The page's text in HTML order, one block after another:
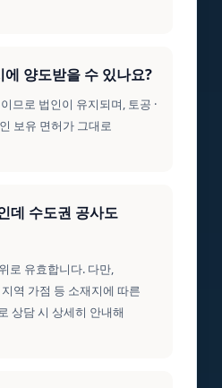
양도받을 수 있나요?
므로 법인이 유지되며, 토공 ·
보유 면허가 그대로
데 수도권 공사도
로 유효합니다. 다만,
역 가점 등 소재지에 따른
상담 시 상세히 안내해